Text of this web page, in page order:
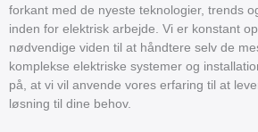
forkant med de nyeste teknologier, trends
inden for elektrisk arbejde. Vi er konstant
nødvendige viden til at håndtere selv de
komplekse elektriske systemer og
på, at vi vil anvende vores erfaring til at
løsning til dine behov.